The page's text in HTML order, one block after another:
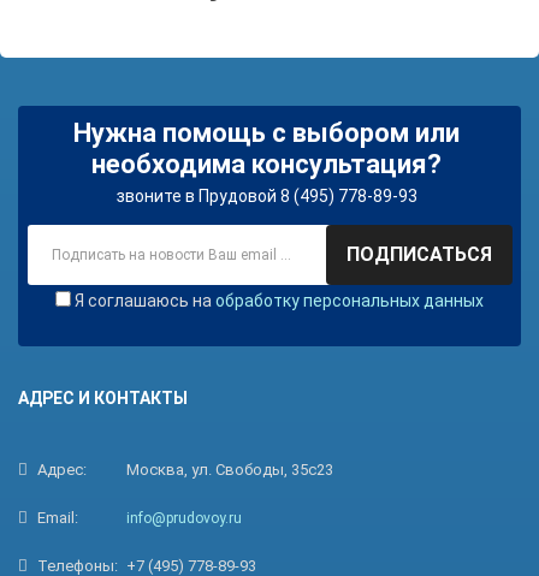
Нужна помощь с выбором или
необходима консультация?
звоните в Прудовой 8 (495) 778-89-93
ПОДПИСАТЬСЯ
Я соглашаюсь на обработку персональных данных
АДРЕС И КОНТАКТЫ
Адрес: Москва, ул. Свободы, 35с23
Email: info@prudovoy.ru
Телефоны: +7 (495) 778-89-93